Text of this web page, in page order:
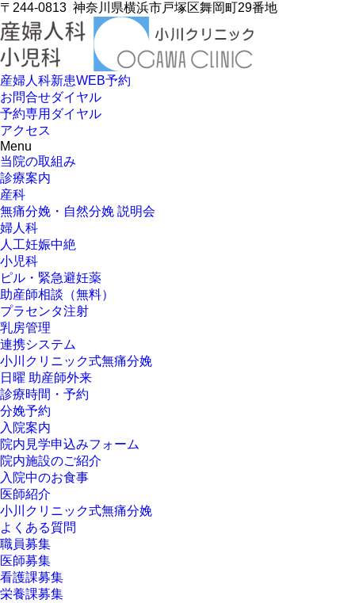
〒244-0813 神奈川県横浜市戸塚区舞岡町29番地
産婦人科新患WEB予約
お問合せダイヤル
予約専用ダイヤル
アクセス
Menu
当院の取組み
診療案内
産科
無痛分娩・自然分娩 説明会
婦人科
人工妊娠中絶
小児科
ピル・緊急避妊薬
助産師相談（無料）
プラセンタ注射
乳房管理
連携システム
小川クリニック式無痛分娩
日曜 助産師外来
診療時間・予約
分娩予約
入院案内
院内見学申込みフォーム
院内施設のご紹介
入院中のお食事
医師紹介
小川クリニック式無痛分娩
よくある質問
職員募集
医師募集
看護課募集
栄養課募集